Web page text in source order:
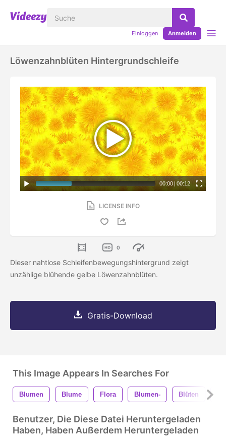
Einloggen Anmelden
Löwenzahnblüten Hintergrundschleife
00:00 | 00:12
LICENSE INFO
0
Dieser nahtlose Schleifenbewegungshintergrund zeigt
unzählige blühende gelbe Löwenzahnblüten.
Gratis-Download
This Image Appears In Searches For
Blumen Blume Flora Blumen- Blüten
Benutzer, Die Diese Datei Heruntergeladen
Haben, Haben Außerdem Heruntergeladen